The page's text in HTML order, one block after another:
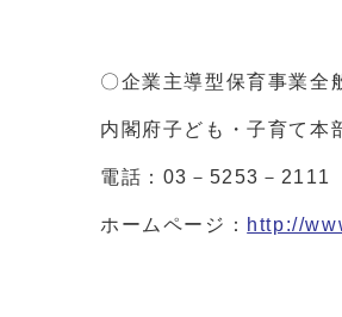
〇企業主導型保育事業全
内閣府子ども・子育て本
電話：03－5253－2111
ホームページ： http://